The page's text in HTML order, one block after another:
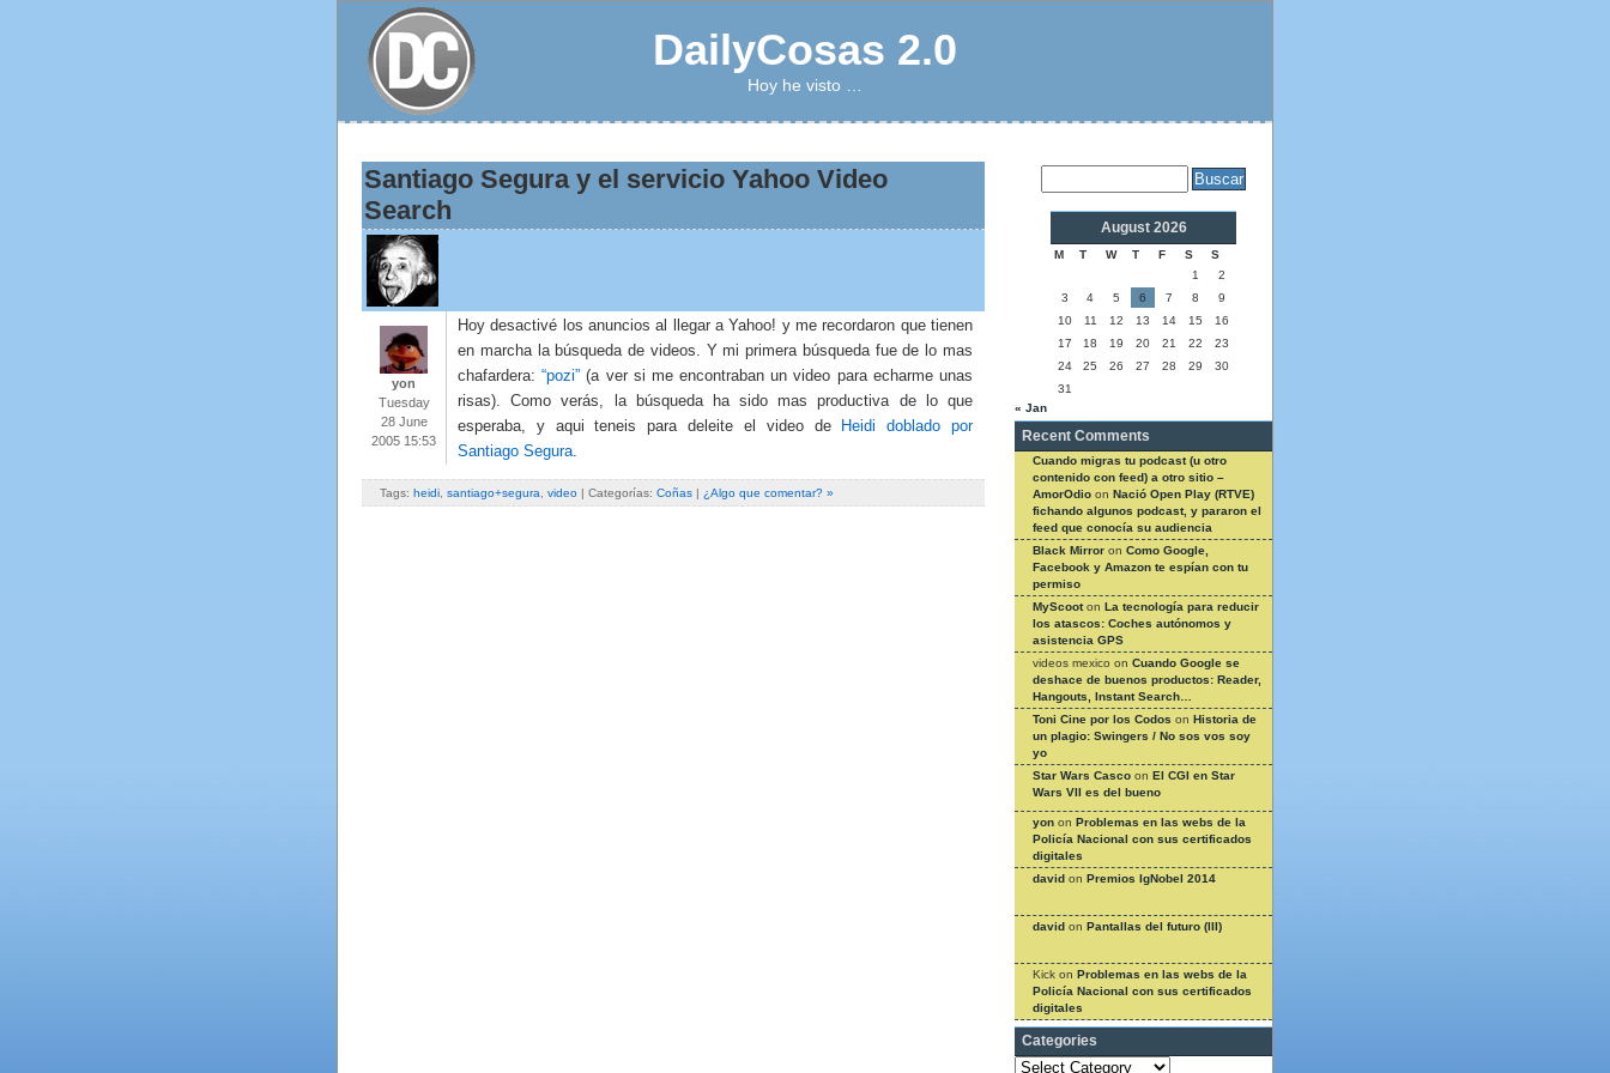
DailyCosas 2.0
Hoy he visto …
Santiago Segura y el servicio Yahoo Video
Search
yon
Tuesday
28 June
2005 15:53
Hoy desactivé los anuncios al llegar a Yahoo! y me recordaron que tienen
en marcha la búsqueda de videos. Y mi primera búsqueda fue de lo mas
chafardera:“pozi” (a ver si me encontraban un video para echarme unas
risas). Como verás, la búsqueda ha sido mas productiva de lo que
esperaba, y aqui teneis para deleite el video de
Heidi doblado por
Santiago Segura
Tags: heidi santiago+segura video | Categorías: Coñas | ¿Algo que comentar? »
August 2026
M T W T F S
S
1
2
3
4 5 6 7 8
9
10
11 12 13 14 15
16
17
18 19 20 21 22
23
24
25 26 27 28 29
30
31
« Jan
Recent Comments
Cuando migras tu podcast (u otro
contenido con feed) a otro sitio –
AmorOdio on Nació Open Play (RTVE)
fichando algunos podcast, y pararon el
feed que conocía su audiencia
Black Mirror on Como Google,
Facebook y Amazon te espían con tu
permiso
MyScooton La tecnología para reducir
los atascos: Coches autónomos y
asistencia GPS
videos mexico on Cuando Google se
deshace de buenos productos: Reader,
Hangouts, Instant Search…
Toni Cine por los Codos on Historia de
un plagio: Swingers / No sos vos soy
yo
Star Wars Casco on El CGI en Star
Wars VII es del bueno
yon on Problemas en las webs de la
Policía Nacional con sus certificados
digitales
david on Premios IgNobel 2014
david on Pantallas del futuro (III)
Kick on Problemas en las webs de la
Policía Nacional con sus certificados
digitales
Categories
Categories